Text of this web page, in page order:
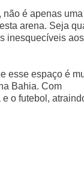
não é apenas uma
arena. Seja
inesquecíveis aos
esse espaço é
Bahia. Com
o futebol,